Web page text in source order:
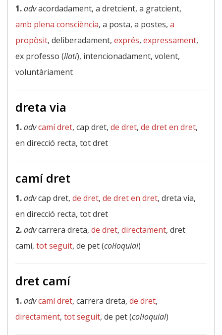
1.advacordadament, a dretcient, a gratcient,
amb plena consciència, a posta, a postes, a
propòsit, deliberadament, exprés, expressament,
ex professo (llatí), intencionadament, volent,
voluntàriament
dreta via
1.advcamí dret, cap dret, de dret, de dret en dret,
en direcció recta, tot dret
camí dret
1.advcap dret, de dret, de dret en dret, dreta via,
en direcció recta, tot dret
2.advcarrera dreta, de dret, directament, dret
camí, tot seguit, de pet (col·loquial)
dret camí
1.advcamí dret, carrera dreta, de dret,
directament, tot seguit, de pet (col·loquial)